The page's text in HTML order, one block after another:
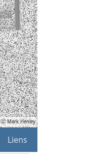
ⓒ Mark Henley
Liens